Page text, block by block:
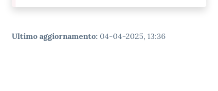
Ultimo aggiornamento: 04-04-2025, 13:36